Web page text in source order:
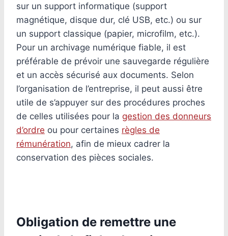
sur un support informatique (support
magnétique, disque dur, clé USB, etc.) ou sur
un support classique (papier, microfilm, etc.).
Pour un archivage numérique fiable, il est
préférable de prévoir une sauvegarde régulière
et un accès sécurisé aux documents. Selon
l’organisation de l’entreprise, il peut aussi être
utile de s’appuyer sur des procédures proches
de celles utilisées pour la gestion des donneurs
d’ordre ou pour certaines règles de
rémunération, afin de mieux cadrer la
conservation des pièces sociales.
Obligation de remettre une